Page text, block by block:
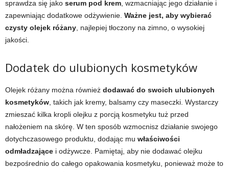
sprawdza się jako serum pod krem , wzmacniając jego działanie i
zapewniając dodatkowe odżywienie. Ważne jest, aby wybierać
czysty olejek różany , najlepiej tłoczony na zimno, o wysokiej
jakości.
Dodatek do ulubionych kosmetyków
Olejek różany można również dodawać do swoich ulubionych
kosmetyków , takich jak kremy, balsamy czy maseczki. Wystarczy
zmieszać kilka kropli olejku z porcją kosmetyku tuż przed
nałożeniem na skórę. W ten sposób wzmocnisz działanie swojego
dotychczasowego produktu, dodając mu właściwości
odmładzające i odżywcze. Pamiętaj, aby nie dodawać olejku
bezpośrednio do całego opakowania kosmetyku, ponieważ może to